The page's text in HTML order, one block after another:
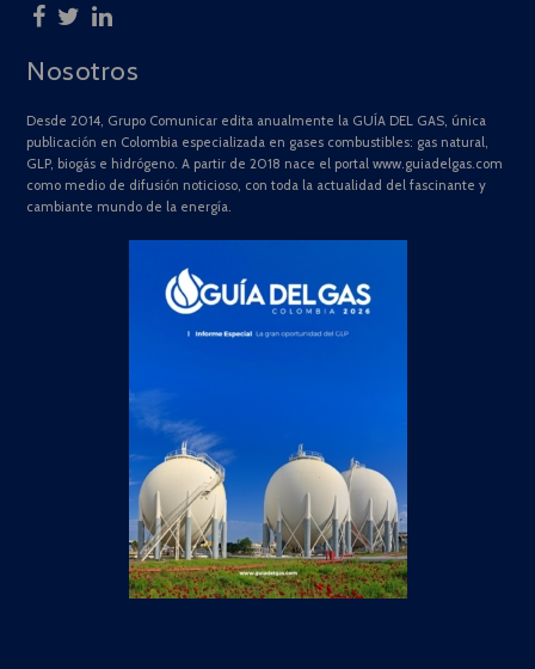
Nosotros
Desde 2014, Grupo Comunicar edita anualmente la GUÍA DEL GAS, única
publicación en Colombia especializada en gases combustibles: gas natural,
GLP, biogás e hidrógeno. A partir de 2018 nace el portal www.guiadelgas.com
como medio de difusión noticioso, con toda la actualidad del fascinante y
cambiante mundo de la energía.